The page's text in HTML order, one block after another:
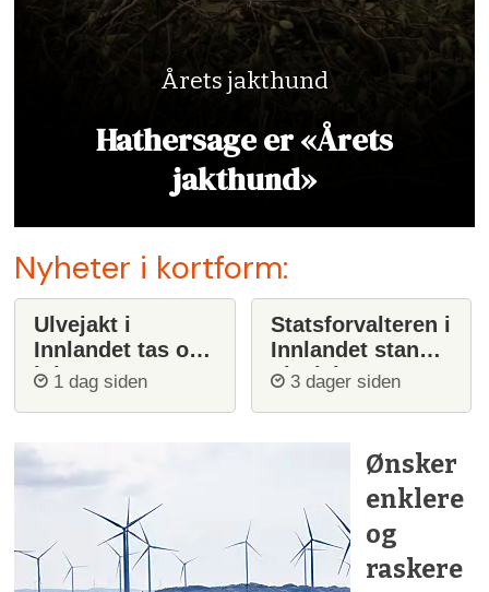
Årets jakthund
Hathersage er «Årets
jakthund»
Nyheter i kortform:
Ulvejakt i
Innlandet tas opp
igjen
1 dag siden
Statsforvalteren i
Innlandet stanser
ulvejakt
3 dager siden
Ønsker
enklere
og
raskere